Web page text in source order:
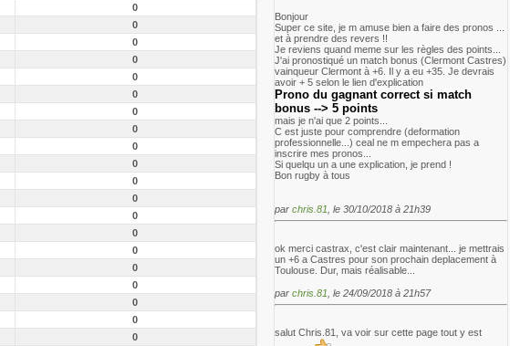
0
0
0
0
0
0
0
0
0
0
0
0
0
0
0
0
0
0
0
0
Bonjour
Super ce site, je m amuse bien a faire des pronos ...
et à prendre des revers !!
Je reviens quand meme sur les règles des points...
J'ai pronostiqué un match bonus (Clermont Castres)
vainqueur Clermont à +6. Il y a eu +35. Je devrais
avoir + 5 selon le lien d'explication
Prono du gagnant correct si match
bonus --> 5 points
mais je n'ai que 2 points...
C est juste pour comprendre (deformation
professionnelle...) ceal ne m empechera pas a
inscrire mes pronos...
Si quelqu un a une explication, je prend !
Bon rugby à tous
par chris.81 , le 30/10/2018 à 21h39
ok merci castrax, c'est clair maintenant... je mettrais
un +6 a Castres pour son prochain deplacement à
Toulouse. Dur, mais réalisable...
par chris.81 , le 24/09/2018 à 21h57
salut Chris.81, va voir sur cette page tout y est